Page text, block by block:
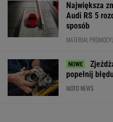
Największa
Audi RS 5
sposób
MATERIAŁ
popełnij
MOTO NEWS